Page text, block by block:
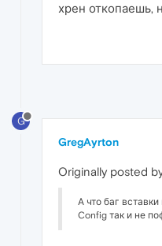
хрен откопаешь,
G
GregAyrton
Originally posted
А что баг
Config так и не